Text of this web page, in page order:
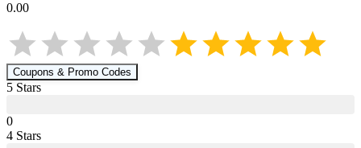
0.00
Coupons & Promo Codes
5 Stars
0
4 Stars